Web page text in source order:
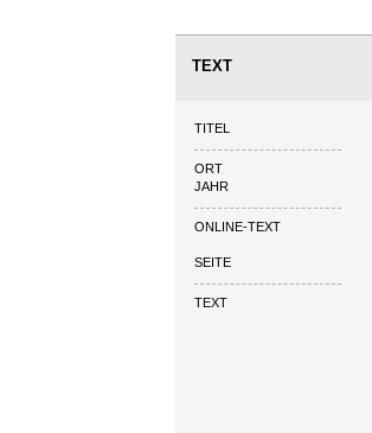
TEXT
TITEL
ORT
JAHR
ONLINE-TEXT
SEITE
TEXT